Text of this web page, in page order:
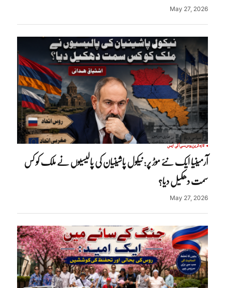
May 27, 2026
تازہ ترینروسسی آئی ایس
آرمینیا ایک نئے موڑ پر: نیکول پاشینیان کی پالیسیوں نے ملک کو کس
سمت دھکیل دیا؟
May 27, 2026